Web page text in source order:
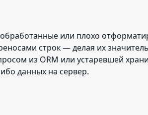
или плохо
строк — делая их
из ORM или устаревшей
данных на сервер.